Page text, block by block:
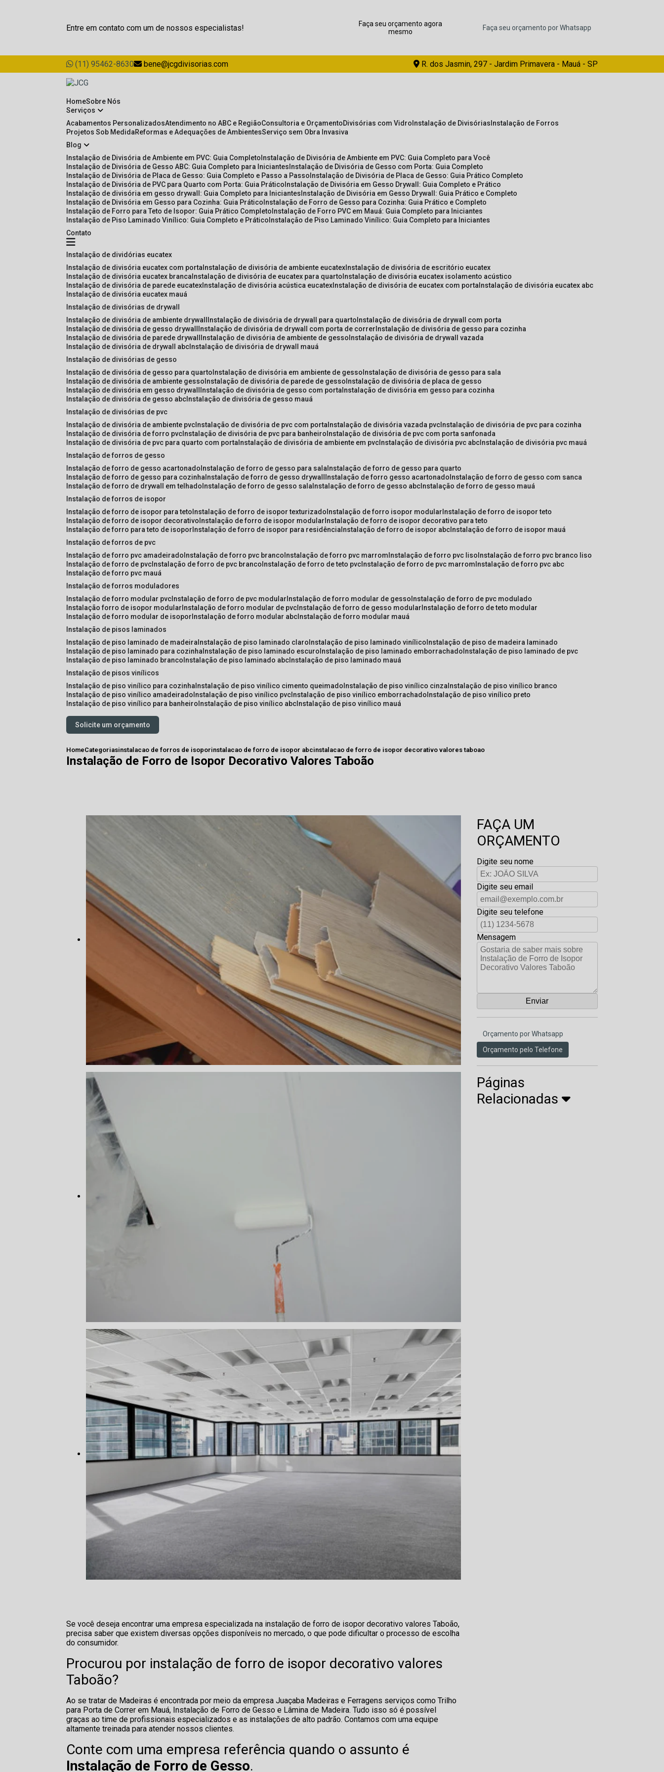
Entre em contato com um de nossos especialistas!
Faça seu orçamento agora
mesmo
Faça seu orçamento por Whatsapp
(11) 95462-8630 bene@jcgdivisorias.com R. dos Jasmin, 297 - Jardim Primavera - Mauá - SP
Home Sobre Nós
Serviços
Acabamentos Personalizados Atendimento no ABC e Região Consultoria e Orçamento Divisórias com Vidro Instalação de Divisórias Instalação de Forros
Projetos Sob Medida
Reformas e Adequações de Ambientes Serviço sem Obra Invasiva
Blog
Instalação de Divisória de Ambiente em PVC: Guia Completo Instalação de Divisória de Ambiente em PVC: Guia Completo para Você
Instalação de Divisória de Gesso ABC: Guia Completo para Iniciantes Instalação de Divisória de Gesso com Porta: Guia Completo
Instalação de Divisória de Placa de Gesso: Guia Completo e Passo a Passo Instalação de Divisória de Placa de Gesso: Guia Prático Completo
Instalação de Divisória de PVC para Quarto com Porta: Guia Prático Instalação de Divisória em Gesso Drywall: Guia Completo e Prático
Instalação de divisória em gesso drywall: Guia Completo para Iniciantes Instalação de Divisória em Gesso Drywall: Guia Prático e Completo
Instalação de Divisória em Gesso para Cozinha: Guia Prático Instalação de Forro de Gesso para Cozinha: Guia Prático e Completo
Instalação de Forro para Teto de Isopor: Guia Prático Completo Instalação de Forro PVC em Mauá: Guia Completo para Iniciantes
Instalação de Piso Laminado Vinílico: Guia Completo e Prático Instalação de Piso Laminado Vinílico: Guia Completo para Iniciantes
Contato
instalação de dividórias eucatex
instalação de divisória eucatex com porta instalação de divisória de ambiente eucatex instalação de divisória de escritório eucatex
instalação de divisória eucatex branca instalação de divisória de eucatex para quarto instalação de divisória eucatex isolamento acústico
instalação de divisória de parede eucatex instalação de divisória acústica eucatex instalação de divisória de eucatex com porta instalação de divisória eucatex abc
instalação de divisória eucatex mauá
instalação de divisórias de drywall
instalação de divisória de ambiente drywall
instalação de divisória de drywall para quarto instalação de divisória de drywall com porta
instalação de divisória de gesso drywall
instalação de divisória de drywall com porta de correr instalação de divisória de gesso para cozinha
instalação de divisória de parede drywall
instalação de divisória de ambiente de gesso instalação de divisória de drywall vazada
instalação de divisória de drywall abc instalação de divisória de drywall mauá
instalação de divisórias de gesso
instalação de divisória de gesso para quarto instalação de divisória em ambiente de gesso instalação de divisória de gesso para sala
instalação de divisória de ambiente gesso instalação de divisória de parede de gesso instalação de divisória de placa de gesso
instalação de divisória em gesso drywall
instalação de divisória de gesso com porta instalação de divisória em gesso para cozinha
instalação de divisória de gesso abc instalação de divisória de gesso mauá
instalação de divisórias de pvc
instalação de divisória de ambiente pvc instalação de divisória de pvc com porta instalação de divisória vazada pvc instalação de divisória de pvc para cozinha
instalação de divisória de forro pvc instalação de divisória de pvc para banheiro instalação de divisória de pvc com porta sanfonada
instalação de divisória de pvc para quarto com porta instalação de divisória de ambiente em pvc instalação de divisória pvc abc instalação de divisória pvc mauá
instalação de forros de gesso
instalação de forro de gesso acartonado instalação de forro de gesso para sala instalação de forro de gesso para quarto
instalação de forro de gesso para cozinha instalação de forro de gesso drywall instalação de forro gesso acartonado instalação de forro de gesso com sanca
instalação de forro de drywall em telhado instalação de forro de gesso sala instalação de forro de gesso abc instalação de forro de gesso mauá
instalação de forros de isopor
instalação de forro de isopor para teto instalação de forro de isopor texturizado instalação de forro isopor modular instalação de forro de isopor teto
instalação de forro de isopor decorativo instalação de forro de isopor modular instalação de forro de isopor decorativo para teto
instalação de forro para teto de isopor instalação de forro de isopor para residência instalação de forro de isopor abc instalação de forro de isopor mauá
instalação de forros de pvc
instalação de forro pvc amadeirado instalação de forro pvc branco instalação de forro pvc marrom instalação de forro pvc liso instalação de forro pvc branco liso
instalação de forro de pvc instalação de forro de pvc branco instalação de forro de teto pvc instalação de forro de pvc marrom instalação de forro pvc abc
instalação de forro pvc mauá
instalação de forros moduladores
instalação de forro modular pvc instalação de forro de pvc modular instalação de forro modular de gesso instalação de forro de pvc modulado
instalação forro de isopor modular instalação de forro modular de pvc instalação de forro de gesso modular instalação de forro de teto modular
instalação de forro modular de isopor instalação de forro modular abc instalação de forro modular mauá
instalação de pisos laminados
instalação de piso laminado de madeira instalação de piso laminado claro instalação de piso laminado vinílico instalação de piso de madeira laminado
instalação de piso laminado para cozinha instalação de piso laminado escuro instalação de piso laminado emborrachado instalação de piso laminado de pvc
instalação de piso laminado branco instalação de piso laminado abc instalação de piso laminado mauá
instalação de pisos vinílicos
instalação de piso vinílico para cozinha instalação de piso vinílico cimento queimado instalação de piso vinílico cinza instalação de piso vinílico branco
instalação de piso vinílico amadeirado instalação de piso vinílico pvc instalação de piso vinílico emborrachado instalação de piso vinílico preto
instalação de piso vinílico para banheiro instalação de piso vinílico abc instalação de piso vinílico mauá
Solicite um orçamento
HomeCategoriasinstalacao de forros de isoporinstalacao de forro de isopor abcinstalacao de forro de isopor decorativo valores taboao
Instalação de Forro de Isopor Decorativo Valores Taboão
Se você deseja encontrar uma empresa especializada na instalação de forro de isopor decorativo valores Taboão,
precisa saber que existem diversas opções disponíveis no mercado, o que pode dificultar o processo de escolha
do consumidor.
Procurou por instalação de forro de isopor decorativo valores
Taboão?
Ao se tratar de Madeiras é encontrada por meio da empresa Juaçaba Madeiras e Ferragens serviços como Trilho
para Porta de Correr em Mauá, Instalação de Forro de Gesso e Lâmina de Madeira. Tudo isso só é possível
graças ao time de profissionais especializados e as instalações de alto padrão. Contamos com uma equipe
altamente treinada para atender nossos clientes.
Conte com uma empresa referência quando o assunto é
Instalação de Forro de Gesso.
FAÇA UM
ORÇAMENTO
Digite seu nome
Digite seu email
Digite seu telefone
Mensagem
Orçamento por Whatsapp
Orçamento pelo Telefone
Páginas
Relacionadas